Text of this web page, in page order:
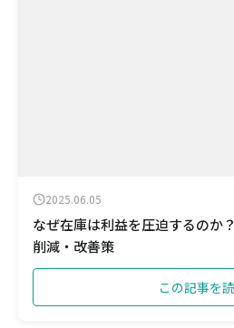
2025.06.05
なぜ在庫は利益を圧迫するのか
削減・改善策
この記事を